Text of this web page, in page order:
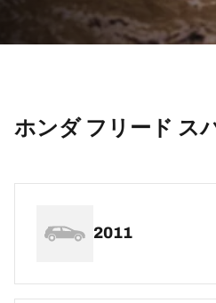
ホンダ フリード ス
2011